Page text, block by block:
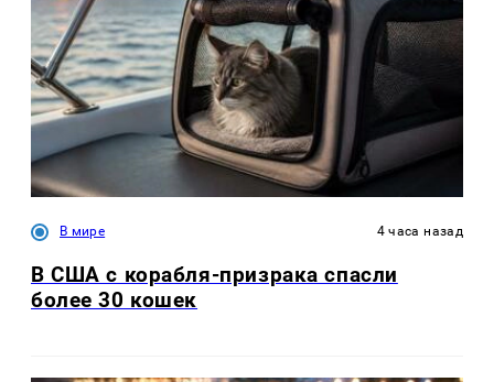
В мире 4 часа назад
В США с корабля-призрака спасли
более 30 кошек